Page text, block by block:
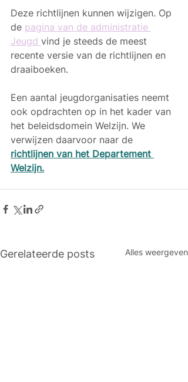
Deze richtlijnen kunnen wijzigen. Op
de pagina van de administratie
Jeugd vind je steeds de meest
recente versie van de richtlijnen en
draaiboeken.
Een aantal jeugdorganisaties neemt
ook opdrachten op in het kader van
het beleidsdomein Welzijn. We
verwijzen daarvoor naar de
richtlijnen van het Departement
Welzijn.
Gerelateerde posts Alles weergeven